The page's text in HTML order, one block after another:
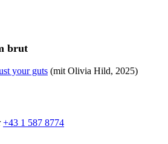
brut
your guts (mit Olivia Hild, 2025)
+43 1 587 8774